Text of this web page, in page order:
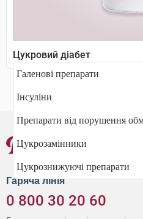
Цукровий діабет
Галенові препарати
Інсуліни
Препарати від порушення
Цукрозамінники
Цукрознижуючі препарати
Гаряча лінія
0 800 30 20 60